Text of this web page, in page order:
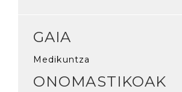
GAIA
Medikuntza
ONOMASTIKOAK